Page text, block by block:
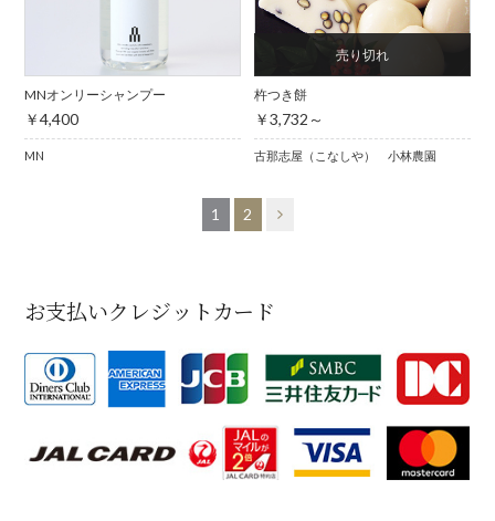
MNオンリーシャンプー
￥4,400
MN
杵つき餅
￥3,732～
古那志屋（こなしや） 小林農園
1 2
お支払いクレジットカード